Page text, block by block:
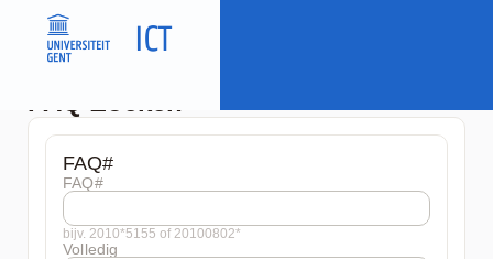
FAQ#
FAQ#
bijv. 2010*5155 of 20100802*
Volledig